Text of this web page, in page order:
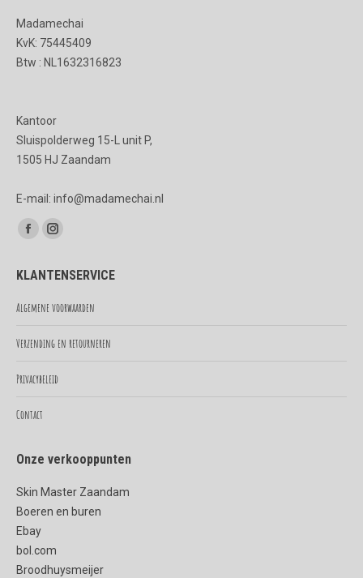
Madamechai
KvK: 75445409
Btw : NL1632316823
Kantoor
Sluispolderweg 15-L unit P,
1505 HJ Zaandam
E-mail: info@madamechai.nl
Vind ons op:
Facebook
opens
in
window
Instagram
opens
in
window
KLANTENSERVICE
Algemene voorwaarden
Verzending en retourneren
Privacybeleid
Contact
Onze verkooppunten
Skin Master Zaandam
Boeren en buren
Ebay
bol.com
Broodhuysmeijer